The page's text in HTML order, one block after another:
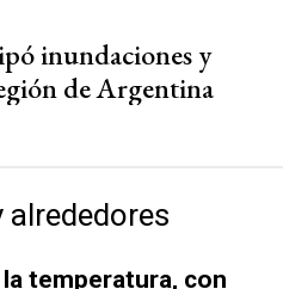
inundaciones y
de Argentina
temperatura, con